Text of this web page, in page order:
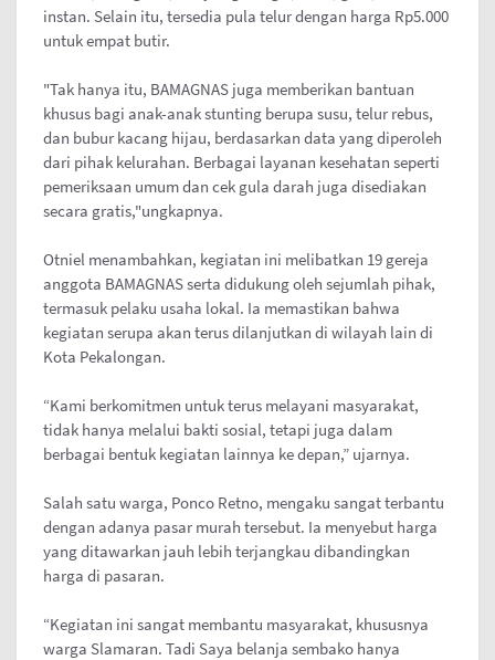
instan. Selain itu, tersedia pula telur dengan harga Rp5.000
untuk empat butir.
"Tak hanya itu, BAMAGNAS juga memberikan bantuan
khusus bagi anak-anak stunting berupa susu, telur rebus,
dan bubur kacang hijau, berdasarkan data yang diperoleh
dari pihak kelurahan. Berbagai layanan kesehatan seperti
pemeriksaan umum dan cek gula darah juga disediakan
secara gratis,"ungkapnya.
Otniel menambahkan, kegiatan ini melibatkan 19 gereja
anggota BAMAGNAS serta didukung oleh sejumlah pihak,
termasuk pelaku usaha lokal. Ia memastikan bahwa
kegiatan serupa akan terus dilanjutkan di wilayah lain di
Kota Pekalongan.
“Kami berkomitmen untuk terus melayani masyarakat,
tidak hanya melalui bakti sosial, tetapi juga dalam
berbagai bentuk kegiatan lainnya ke depan,” ujarnya.
Salah satu warga, Ponco Retno, mengaku sangat terbantu
dengan adanya pasar murah tersebut. Ia menyebut harga
yang ditawarkan jauh lebih terjangkau dibandingkan
harga di pasaran.
“Kegiatan ini sangat membantu masyarakat, khususnya
warga Slamaran. Tadi Saya belanja sembako hanya